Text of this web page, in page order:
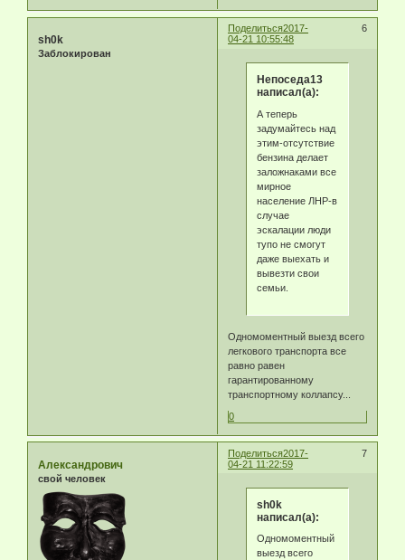
Поделиться 6
2017-
04-21 10:55:48
sh0k
Заблокирован
Непоседа13
написал(а):
А теперь
задумайтесь над
этим-отсутствие
бензина делает
заложнаками все
мирное
население ЛНР-в
случае
эскалации люди
тупо не смогут
даже выехать и
вывезти свои
семьи.
Одномоментный выезд всего
легкового транспорта все
равно равен
гарантированному
транспортному коллапсу...
0
Поделиться 7
2017-
04-21 11:22:59
Александрович
свой человек
sh0k
написал(а):
Одномоментный
выезд всего